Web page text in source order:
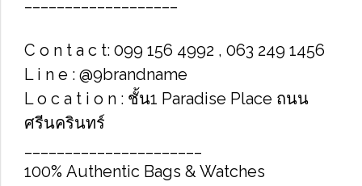
C o n t a c t: 099 156 4992 , 063 249 1456
L i n e : @9brandname
L o c a t i o n : ชั้น1 Paradise Place ถนน
ศรีนครินทร์
100% Authentic Bags & Watches